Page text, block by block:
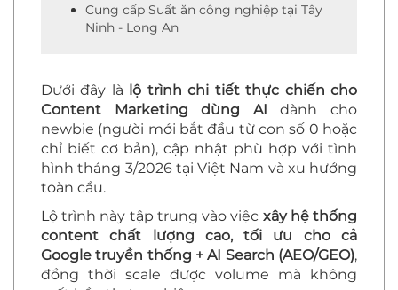
Cung cấp Suất ăn công nghiệp tại Tây
Ninh - Long An
Dưới đây là lộ trình chi tiết thực chiến cho
Content Marketing dùng AI dành cho
newbie (người mới bắt đầu từ con số 0 hoặc
chỉ biết cơ bản), cập nhật phù hợp với tình
hình tháng 3/2026 tại Việt Nam và xu hướng
toàn cầu.
Lộ trình này tập trung vào việc xây hệ thống
content chất lượng cao, tối ưu cho cả
Google truyền thống + AI Search (AEO/GEO),
đồng thời scale được volume mà không